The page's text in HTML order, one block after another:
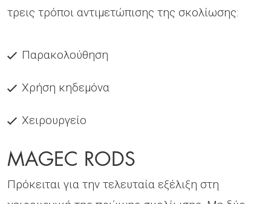
τρεις τρόποι αντιµετώπισης της σκολίωσης:
Παρακολούθηση
Χρήση κηδεµόνα
Χειρουργείο
MAGEC RODS
Πρόκειται για την τελευταία εξέλιξη στη